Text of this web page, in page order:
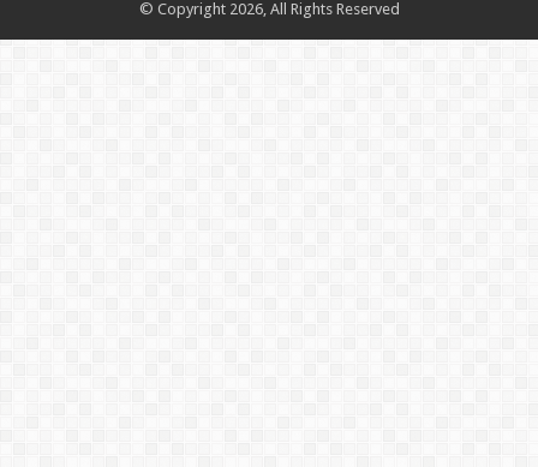
© Copyright 2026, All Rights Reserved